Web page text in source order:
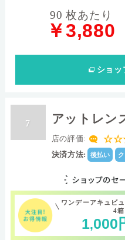
90 枚あたり
￥3,880
ショッ
7 アットレン
店の評価:
決済方法: 後払い
ワンデーアキュビ
4箱
1,000